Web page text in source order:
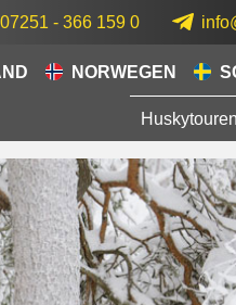
07251 - 366 159 0
NORWEGEN
Huskytouren